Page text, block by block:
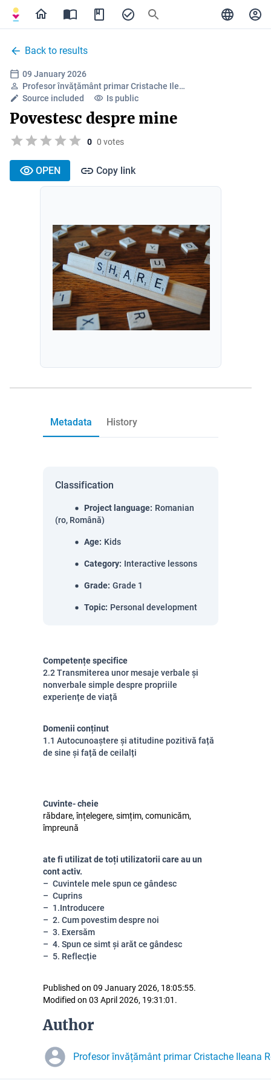
Back to results
09 January 2026
Profesor învățământ primar Cristache Ile…
Source included
Is public
Povestesc despre mine
0 0 votes
OPEN Copy link
Metadata History
Classification
Project language: Romanian
(ro, Română)
Age: Kids
Category: Interactive lessons
Grade: Grade 1
Topic: Personal development
Competențe specifice
2.2 Transmiterea unor mesaje verbale și
nonverbale simple despre propriile
experiențe de viață
Domenii conținut
1.1 Autocunoaștere și atitudine pozitivă față
de sine și față de ceilalți
Cuvinte- cheie
răbdare, înțelegere, simțim, comunicăm,
împreună
ate fi utilizat de toți utilizatorii care au un
cont activ.
Cuvintele mele spun ce gândesc
Cuprins
1.Introducere
2. Cum povestim despre noi
3. Exersăm
4. Spun ce simt și arăt ce gândesc
5. Reflecție
Published on 09 January 2026, 18:05:55.
Modified on 03 April 2026, 19:31:01.
Author
Profesor învățământ primar Cristache Ileana